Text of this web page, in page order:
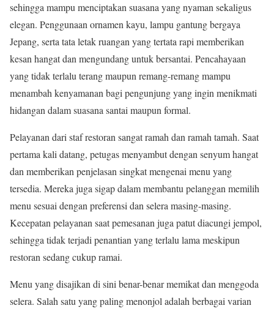
sehingga mampu menciptakan suasana yang nyaman sekaligus
elegan. Penggunaan ornamen kayu, lampu gantung bergaya
Jepang, serta tata letak ruangan yang tertata rapi memberikan
kesan hangat dan mengundang untuk bersantai. Pencahayaan
yang tidak terlalu terang maupun remang-remang mampu
menambah kenyamanan bagi pengunjung yang ingin menikmati
hidangan dalam suasana santai maupun formal.
Pelayanan dari staf restoran sangat ramah dan ramah tamah. Saat
pertama kali datang, petugas menyambut dengan senyum hangat
dan memberikan penjelasan singkat mengenai menu yang
tersedia. Mereka juga sigap dalam membantu pelanggan memilih
menu sesuai dengan preferensi dan selera masing-masing.
Kecepatan pelayanan saat pemesanan juga patut diacungi jempol,
sehingga tidak terjadi penantian yang terlalu lama meskipun
restoran sedang cukup ramai.
Menu yang disajikan di sini benar-benar memikat dan menggoda
selera. Salah satu yang paling menonjol adalah berbagai varian